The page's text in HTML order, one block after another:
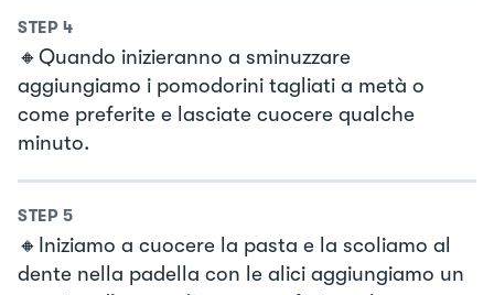
STEP 4
🔸Quando inizieranno a sminuzzare
aggiungiamo i pomodorini tagliati a metà o
come preferite e lasciate cuocere qualche
minuto.
STEP 5
🔸Iniziamo a cuocere la pasta e la scoliamo al
dente nella padella con le alici aggiungiamo un